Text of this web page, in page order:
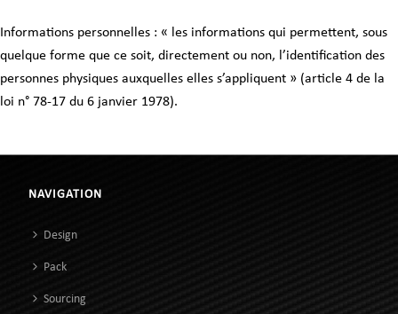
Informations personnelles : « les informations qui permettent, sous
quelque forme que ce soit, directement ou non, l’identification des
personnes physiques auxquelles elles s’appliquent » (article 4 de la
loi n° 78-17 du 6 janvier 1978).
NAVIGATION
Design
Pack
Sourcing